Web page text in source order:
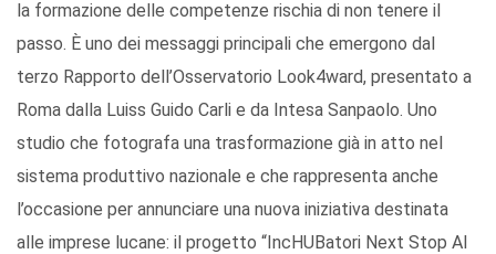
la formazione delle competenze rischia di non tenere il
passo. È uno dei messaggi principali che emergono dal
terzo Rapporto dell’Osservatorio Look4ward, presentato a
Roma dalla Luiss Guido Carli e da Intesa Sanpaolo. Uno
studio che fotografa una trasformazione già in atto nel
sistema produttivo nazionale e che rappresenta anche
l’occasione per annunciare una nuova iniziativa destinata
alle imprese lucane: il progetto “IncHUBatori Next Stop AI